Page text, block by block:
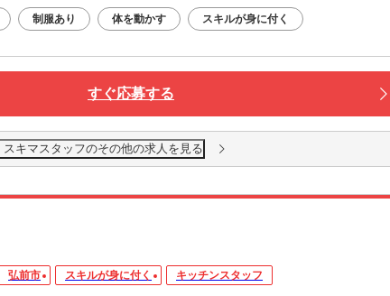
制服あり 体を動かす スキルが身に付く
すぐ応募する
キマスタッフのその他の求人を見る
弘前市 スキルが身に付く キッチンスタッフ